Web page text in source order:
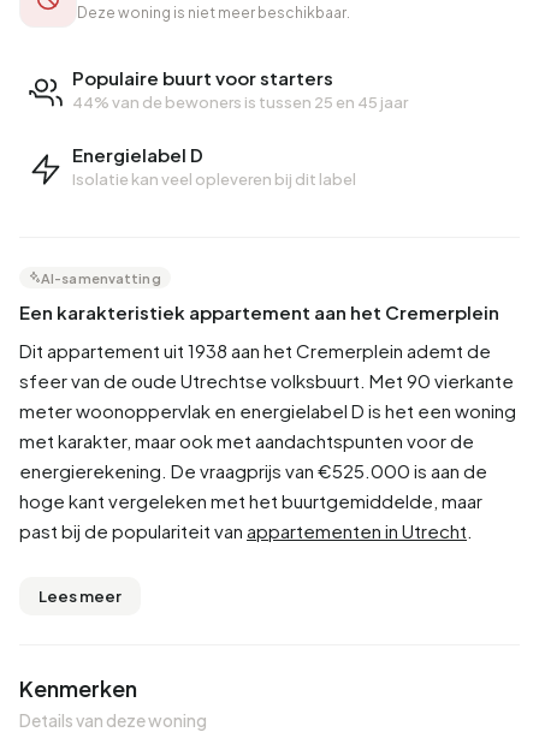
Populaire buurt voor starters
44% van de bewoners is tussen 25 en 45 jaar
Energielabel D
Isolatie kan veel opleveren bij dit label
AI-samenvatting
Een karakteristiek appartement aan het Cremerplein
Dit appartement uit 1938 aan het Cremerplein ademt de
sfeer van de oude Utrechtse volksbuurt. Met 90 vierkante
meter woonoppervlak en energielabel D is het een woning
met karakter, maar ook met aandachtspunten voor de
energierekening. De vraagprijs van €525.000 is aan de
hoge kant vergeleken met het buurtgemiddelde, maar
past bij de populariteit van appartementen in Utrecht
Lees meer
Kenmerken
Details van deze woning
Deze woning is niet meer beschikbaar.